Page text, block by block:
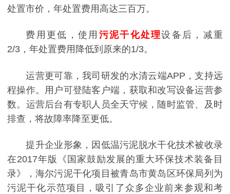
处置市价，年处置费用高达三百万。
费用更低，使用 污泥干化处理设备后，减重
2/3，年处置费用降低到原来的1/3。
运营更可靠，我司研发的水清云端APP，支持远
程操作。用户可登陆客户端，获取和改写设备运营参
数。运营后台有专职人员全天守候，随时监管、及时
排查，将故障率降至更低。
提升企业形象，因低温污泥脱水干化技术被收录
在2017年版《国家鼓励发展的重大环保技术装备目
录》，海尔污泥干化项目被青岛市黄岛区环保局列为
污泥干化示范项目，吸引了众多企业前来参观和考